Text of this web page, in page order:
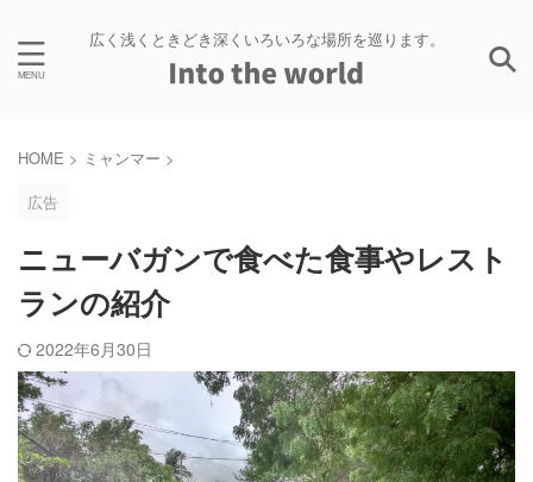
広く浅くときどき深くいろいろな場所を巡ります。
HOME > ミャンマー >
広告
ニューバガンで食べた食事やレスト
ランの紹介
2022年6月30日